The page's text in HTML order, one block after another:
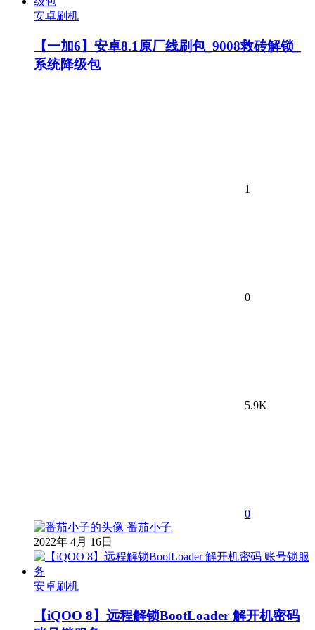
安卓刷机
【一加6】安卓8.1原厂线刷包_9008救砖解锁_
系统降级包
1
0
5.9K
0
番茄小子
2022年 4月 16日
安卓刷机
【iQOO 8】远程解锁BootLoader 解开机密码